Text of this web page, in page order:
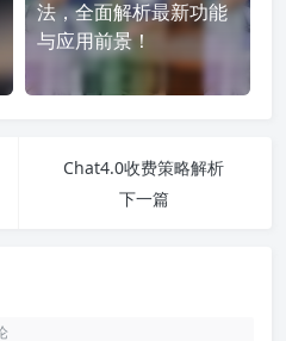
法，全面解析最新功能
与应用前景！
Chat4.0收费策略解析
下一篇